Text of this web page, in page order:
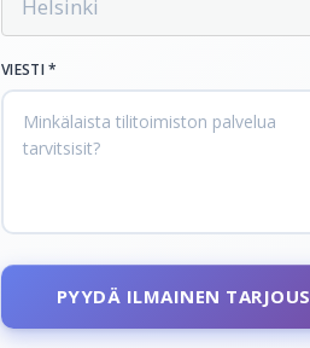
VIESTI *
PYYDÄ ILMAINEN TARJOUS